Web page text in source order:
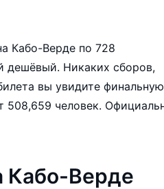
Кабо-Верде по 728
дешёвый. Никаких сборов,
вы увидите финальную
Кабо-Верде